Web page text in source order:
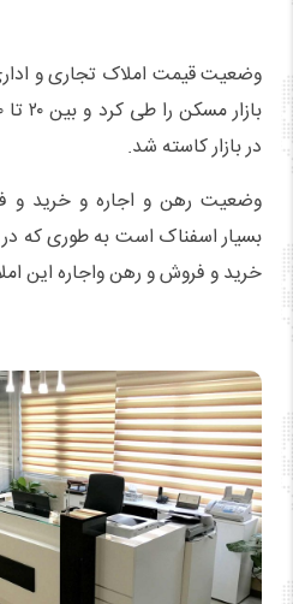
در بازار کاسته شد.
وضعیت رهن و اجاره و خرید و
بسیار اسفناک است به طوری که
خرید و فروش و رهن واجاره این